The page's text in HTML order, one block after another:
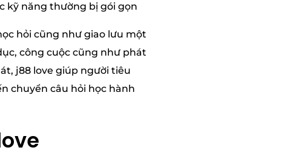
kỹ năng thường bị gói gọn
hỏi cũng như giao lưu một
công cuộc cũng như phát
j88 love giúp người tiêu
chuyển câu hỏi học hành